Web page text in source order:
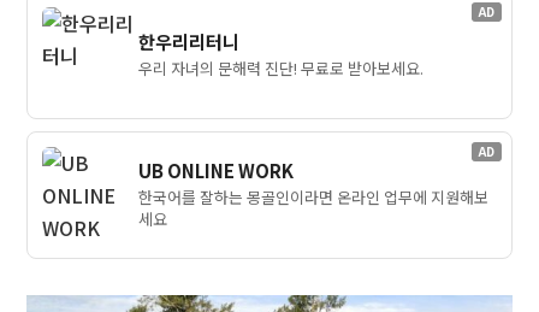
AD
한우리리터니
우리 자녀의 문해력 진단! 무료로 받아보세요.
AD
UB ONLINE WORK
한국어를 잘하는 몽골인이라면 온라인 업무에 지원해보
세요